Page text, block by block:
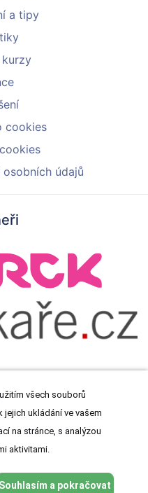
a tipy
cookies
údajů
práva vyhrazena.
všech souborů
ukládání ve vašem
na stránce, s analýzou
aktivitami.
Souhlasím a pokračovat